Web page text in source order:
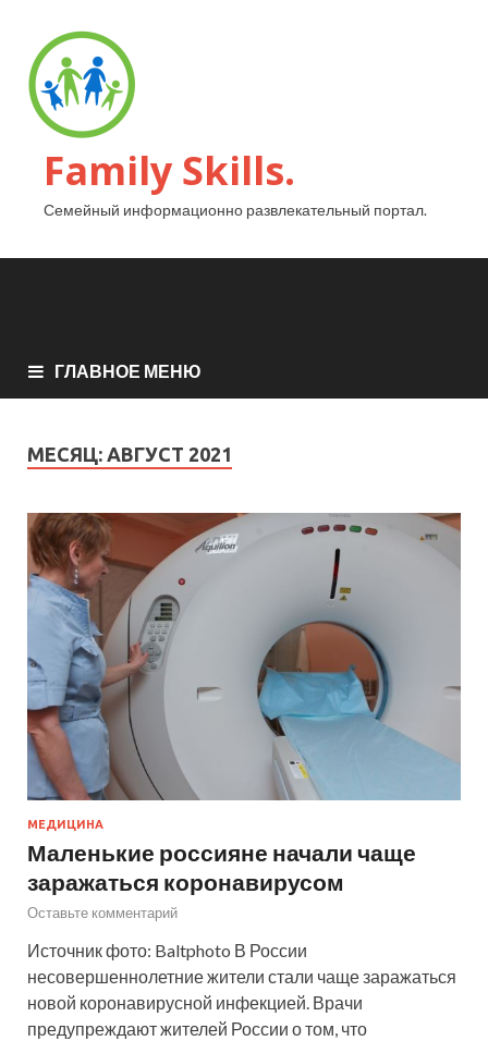
Family Skills.
Семейный информационно развлекательный портал.
ГЛАВНОЕ МЕНЮ
МЕСЯЦ: АВГУСТ 2021
МЕДИЦИНА
Маленькие россияне начали чаще
заражаться коронавирусом
Оставьте комментарий
Источник фото: Baltphoto В России
несовершеннолетние жители стали чаще заражаться
новой коронавирусной инфекцией. Врачи
предупреждают жителей России о том, что